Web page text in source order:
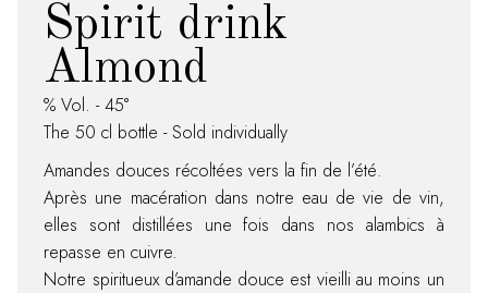
Spirit drink
Almond
% Vol. - 45°
The 50 cl bottle - Sold individually
Amandes douces récoltées vers la fin de l’été.
Après une macération dans notre eau de vie de vin,
elles sont distillées une fois dans nos alambics à
repasse en cuivre.
Notre spiritueux d’amande douce est vieilli au moins un